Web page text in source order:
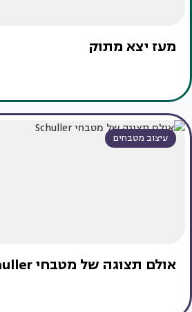
מעז יצא מתוק
עיצוב מטבחים
אולם תצוגה של מטבחי Schuller